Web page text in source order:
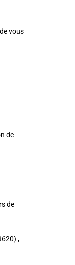
vous
de
de
,